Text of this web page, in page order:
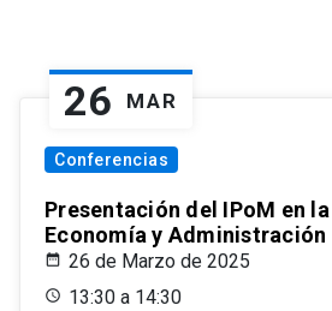
26 MAR
Conferencias
Presentación del IPoM en
Economía y Administración
26 de Marzo de 2025
13:30 a 14:30